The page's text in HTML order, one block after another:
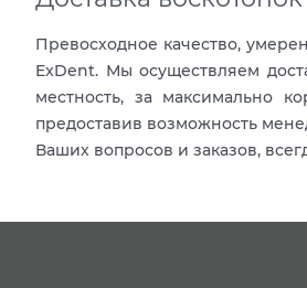
Превосходное качество,
ExDent. Мы осуществляем
местность, за максимально
предоставив возможность
Ваших вопросов и заказов,